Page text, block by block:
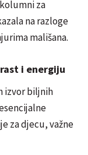
za
na razloge
mališana.
i energiju
izvor biljnih
za djecu, važne